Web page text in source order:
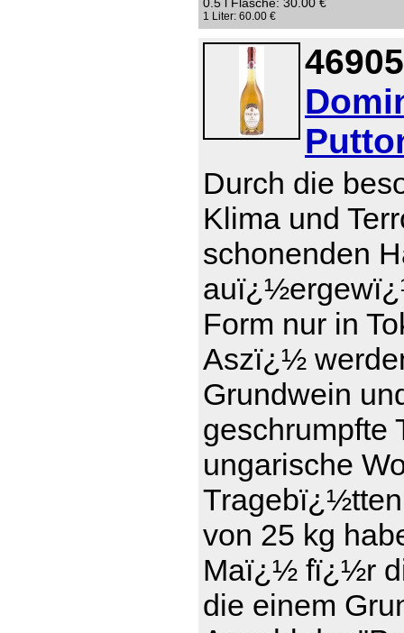
1 Liter: 60.00 €
Durch die
Klima und
schonenden
Form nur in
Aszï¿½
Grundwein
geschrumpfte
ungarische
von 25 kg
Maï¿½ fï¿½r
die einem